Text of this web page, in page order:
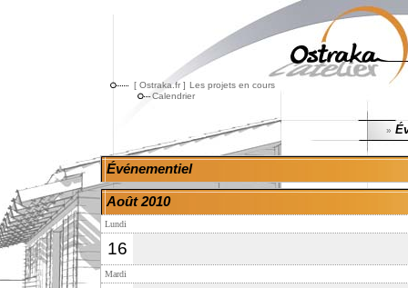
[ Ostraka.fr ] Les projets en cours
Calendrier
»
Événementiel
Août 2010
Lundi
16
Mardi